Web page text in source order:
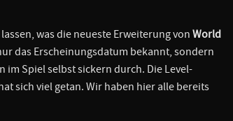
was die neueste Erweiterung von World
das Erscheinungsdatum bekannt, sondern
im Spiel selbst sickern durch. Die Level-
sich viel getan. Wir haben hier alle bereits